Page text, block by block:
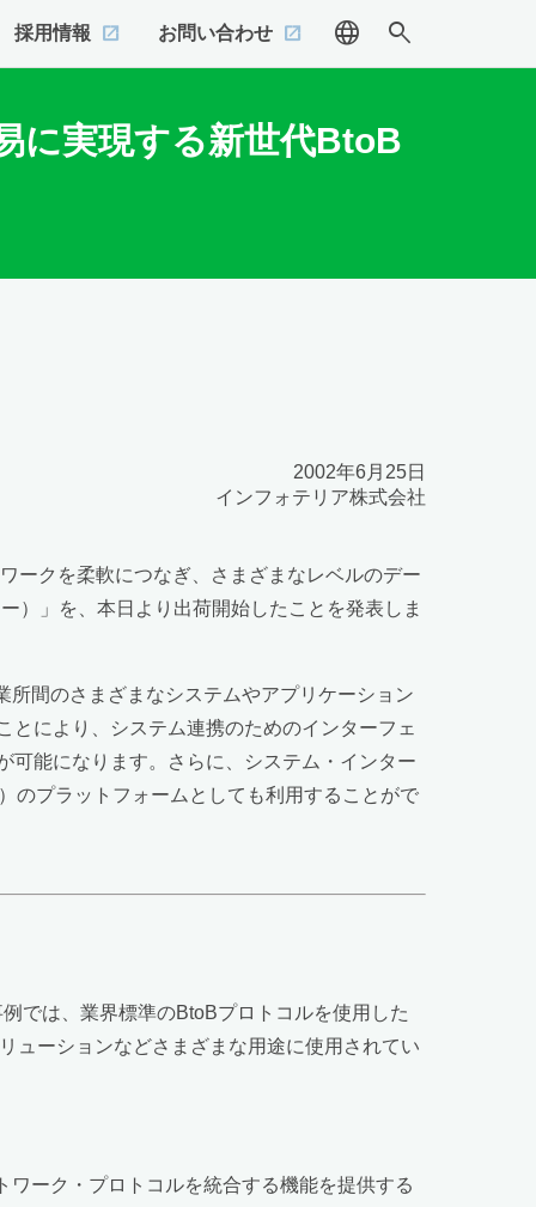
採用情報 お問い合わせ language search
に実現する新世代BtoB
2002年6月25日
インフォテリア株式会社
ークを柔軟につなぎ、さまざまなレベルのデー
）」を、本日より出荷開始したことを発表しま
所間のさまざまなシステムやアプリケーション
により、システム連携のためのインターフェ
可能になります。さらに、システム・インター
のプラットフォームとしても利用することがで
では、業界標準のBtoBプロトコルを使用した
ューションなどさまざまな用途に使用されてい
ワーク・プロトコルを統合する機能を提供する